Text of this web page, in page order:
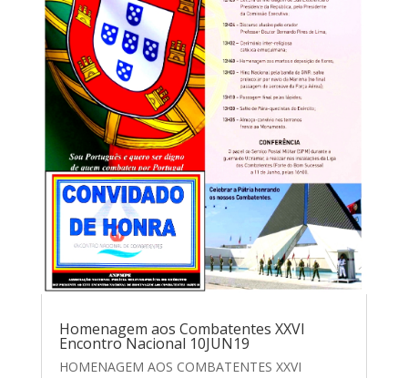
Homenagem aos Combatentes XXVI
Encontro Nacional 10JUN19
HOMENAGEM AOS COMBATENTES XXVI